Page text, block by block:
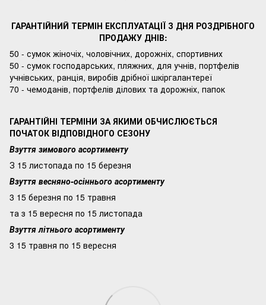
ГАРАНТІЙНИЙ ТЕРМІН ЕКСПЛУАТАЦІЇ З ДНЯ РОЗДРІБНОГО
ПРОДАЖУ ДНІВ:
50 - сумок жіночіх, чоловічних, дорожніх, спортивних
50 - сумок господарських, пляжних, для учнів, портфелів
учнівських, ранція, виробів дрібної шкіргалантереї
70 - чемоданів, портфелів ділових та дорожніх, папок
ГАРАНТІЙНІ ТЕРМІНИ ЗА ЯКИМИ ОБЧИСЛЮЄТЬСЯ
ПОЧАТОК ВІДПОВІДНОГО СЕЗОНУ
Взуття зимового асортименту
З 15 листопада по 15 березня
Взуття весняно-осіннього асортименту
3 15 березня по 15 травня
та з 15 вересня по 15 листопада
Взуття літнього асортименту
3 15 травня по 15 вересня